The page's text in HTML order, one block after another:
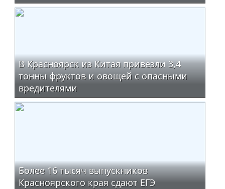
В Красноярск из Китая привезли 3,4
тонны фруктов и овощей с опасными
вредителями
Более 16 тысяч выпускников
Красноярского края сдают ЕГЭ